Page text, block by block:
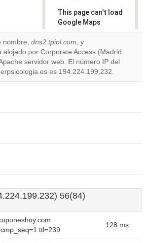
This page can't load
Google Maps
correctly.
Do you
own this
website?
OK
nombre, dns2.tpiol.com, y
alojado por Corporate Access (Madrid,
servidor web. El número IP del
es 194.224.199.232.
56(84)
ttl=239
128 ms